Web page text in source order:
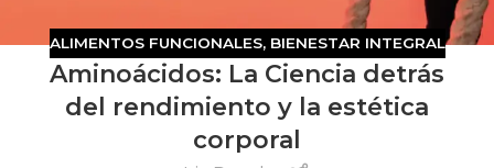
ALIMENTOS FUNCIONALES, BIENESTAR INTEGRAL
Aminoácidos: La Ciencia detrás
del rendimiento y la estética
corporal